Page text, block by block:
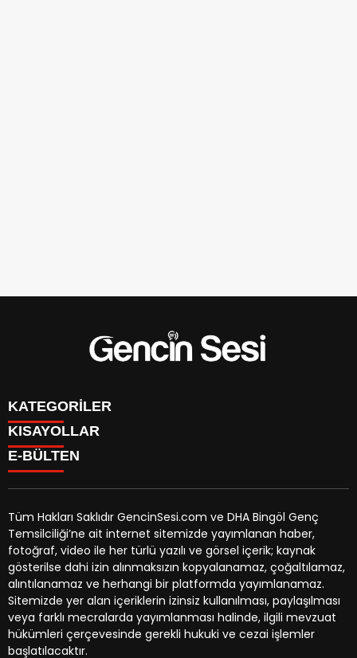
KATEGORİLER
GENÇ
BİNGÖL
ÖZEL HABER
EKONOMİ
YEREL HABERLER
CANLI BORSA
KÜNYE
İLETİŞİM
KISAYOLLAR
BURÇLAR
CANLI TV
HAVA DURUMU
NÖBETÇİ ECZANELER
TRAFİK DURUMU
YEREL HABERLER
GAZETELER
E-BÜLTEN
gencinsesi.com e-bültenine abone olarak, tarafınıza haber,
duyuru ve kampanya içerikli e-postaların gönderilmesini
kabul etmiş olursunuz.
Tüm Hakları Saklıdır GencinSesi.com ve DHA Bingöl Genç
Temsilciliği’ne ait internet sitemizde yayımlanan haber,
fotoğraf, video ile her türlü yazılı ve görsel içerik; kaynak
gösterilse dahi izin alınmaksızın kopyalanamaz, çoğaltılamaz,
alıntılanamaz ve herhangi bir platformda yayımlanamaz.
Sitemizde yer alan içeriklerin izinsiz kullanılması, paylaşılması
veya farklı mecralarda yayımlanması halinde, ilgili mevzuat
hükümleri çerçevesinde gerekli hukuki ve cezai işlemler
başlatılacaktır.